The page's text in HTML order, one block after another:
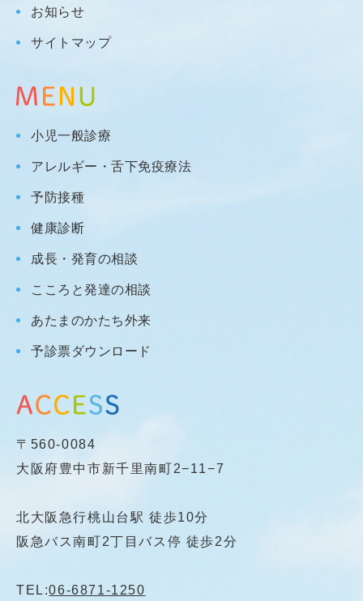
お知らせ
サイトマップ
小児一般診療
アレルギー・舌下免疫療法
予防接種
健康診断
成長・発育の相談
こころと発達の相談
あたまのかたち外来
予診票ダウンロード
〒560-0084
大阪府豊中市新千里南町2−11−7
北大阪急行桃山台駅 徒歩10分
阪急バス南町2丁目バス停 徒歩2分
TEL:06-6871-1250